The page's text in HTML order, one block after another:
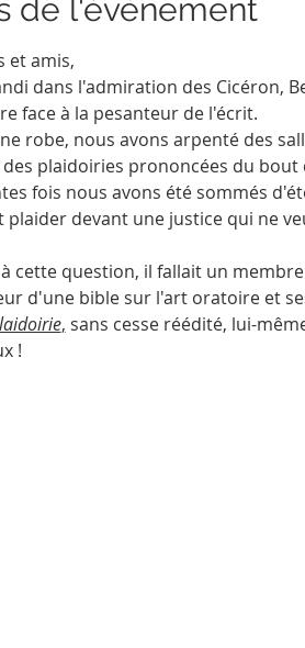
de l'événement
et amis,
dans l'admiration des Cicéron,
face à la pesanteur de l'écrit.
robe, nous avons arpenté des
plaidoiries prononcées du
fois nous avons été sommés
plaider devant une justice qui ne
cette question, il fallait un
d'une bible sur l'art oratoire et
, sans cesse réédité, lui-
!